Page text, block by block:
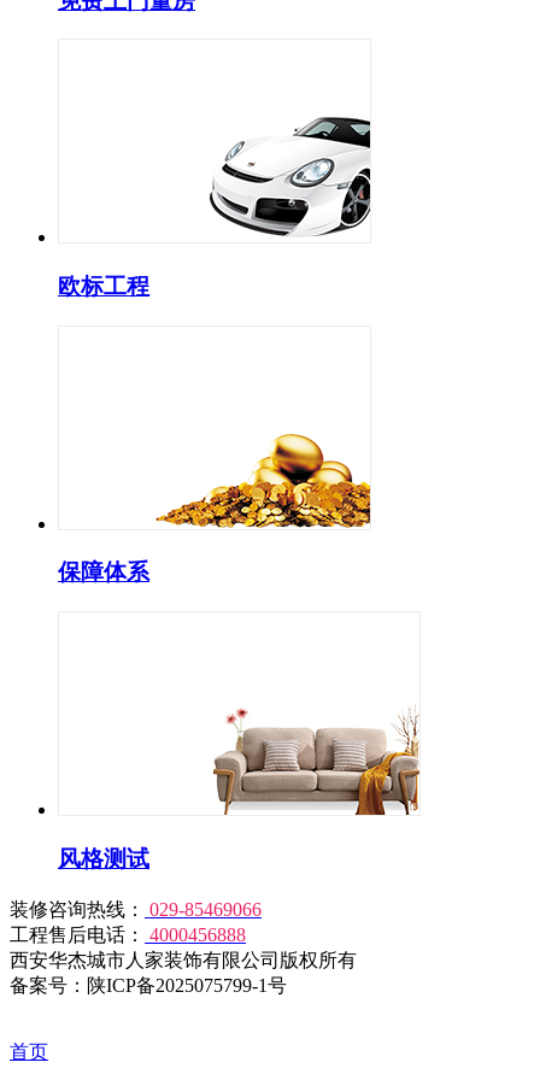
欧标工程
保障体系
风格测试
装修咨询热线：
029-85469066
工程售后电话：
4000456888
西安华杰城市人家装饰有限公司版权所有
备案号：陕ICP备2025075799-1号
首页